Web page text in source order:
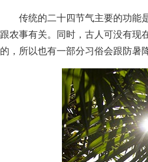
传统的二十四节气主要的功能是
跟农事有关。同时，古人可没有现
的，所以也有一部分习俗会跟防暑